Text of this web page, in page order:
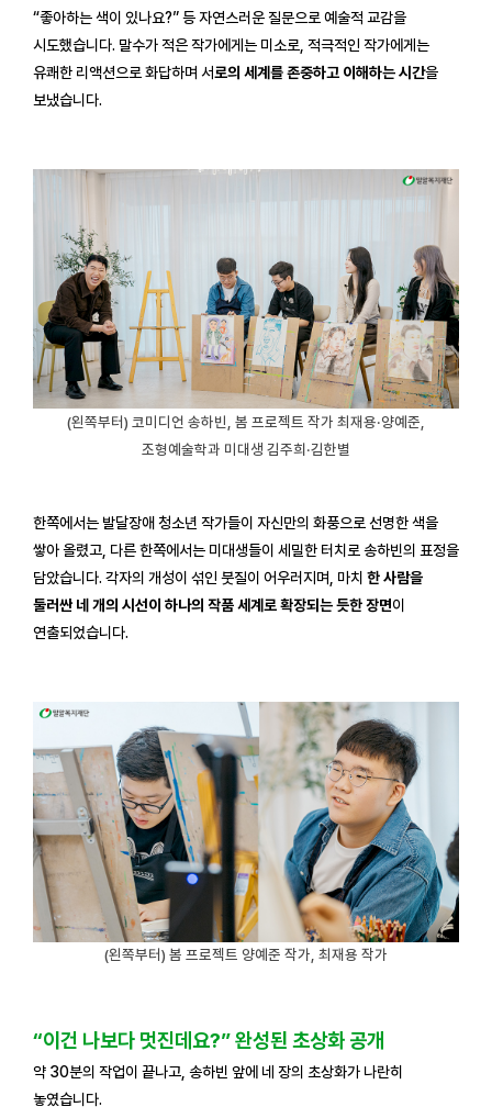
“좋아하는 색이 있나요?” 등 자연스러운 질문으로 예술적 교감을
시도했습니다. 말수가 적은 작가에게는 미소로, 적극적인 작가에게는
유쾌한 리액션으로 화답하며 서로의 세계를 존중하고 이해하는 시간을
보냈습니다.
(왼쪽부터) 코미디언 송하빈, 봄 프로젝트 작가 최재용·양예준,
조형예술학과 미대생 김주희·김한별
한쪽에서는 발달장애 청소년 작가들이 자신만의 화풍으로 선명한 색을
쌓아 올렸고, 다른 한쪽에서는 미대생들이 세밀한 터치로 송하빈의 표정을
담았습니다. 각자의 개성이 섞인 붓질이 어우러지며, 마치 한 사람을
둘러싼 네 개의 시선이 하나의 작품 세계로 확장되는 듯한 장면이
연출되었습니다.
(왼쪽부터) 봄 프로젝트 양예준 작가, 최재용 작가
“이건 나보다 멋진데요?” 완성된 초상화 공개
약 30분의 작업이 끝나고, 송하빈 앞에 네 장의 초상화가 나란히
놓였습니다.